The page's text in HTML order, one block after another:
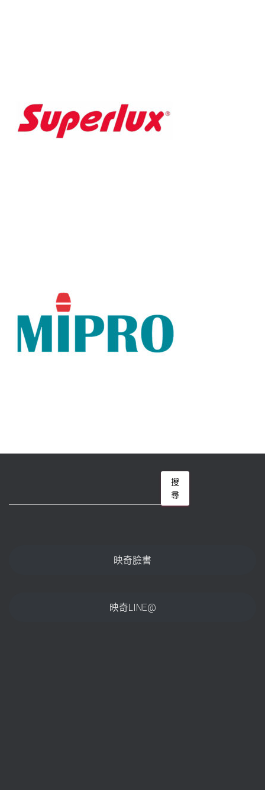
搜
尋
映奇臉書
映奇LINE@